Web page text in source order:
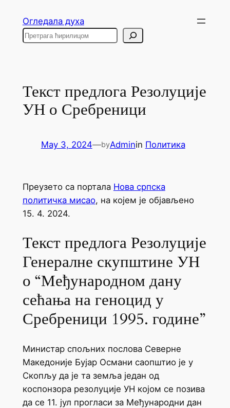
content
Огледала духа
Search
Текст предлога Резолуције
УН о Сребреници
May 3, 2024—byAdminin Политика
Преузето са портала Нова српска
политичка мисао, на којем је објављено
15. 4. 2024.
Текст предлога Резолуције
Генералне скупштине УН
о “Међународном дану
сећања на геноцид у
Сребреници 1995. године”
Министар спољних послова Северне
Македоније Бујар Османи саопштио је у
Скопљу да је та земља један од
коспонзора резолуције УН којом се позива
да се 11. јул прогласи за Међународни дан